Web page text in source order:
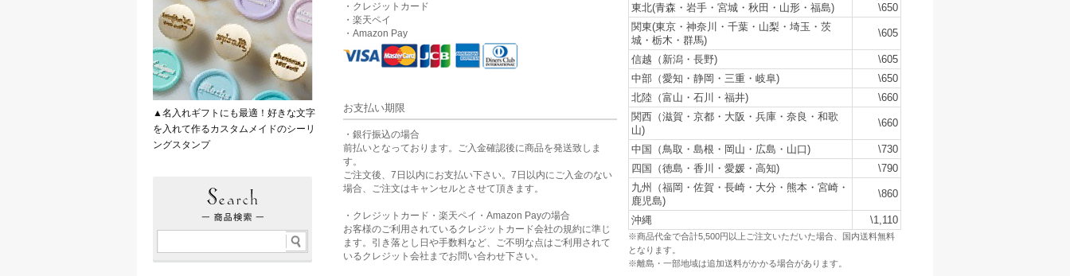
・クレジットカード
・楽天ペイ
・Amazon Pay
お支払い期限
・銀行振込の場合
前払いとなっております。ご入金確認後に商品を発送致しま
す。
ご注文後、7日以内にお支払い下さい。7日以内にご入金のない
場合、ご注文はキャンセルとさせて頂きます。
・クレジットカード・楽天ペイ・Amazon Payの場合
お客様のご利用されているクレジットカード会社の規約に準じ
ます。引き落とし日や手数料など、ご不明な点はご利用されて
いるクレジット会社までお問い合わせ下さい。
東北(青森・岩手・宮城・秋田・山形・福島)
\650
関東(東京・神奈川・千葉・山梨・埼玉・茨
城・栃木・群馬)
\605
信越（新潟・長野)
\605
中部（愛知・静岡・三重・岐阜)
\650
北陸（富山・石川・福井)
\660
関西（滋賀・京都・大阪・兵庫・奈良・和歌
山)
\660
中国（鳥取・島根・岡山・広島・山口)
\730
四国（徳島・香川・愛媛・高知)
\790
九州（福岡・佐賀・長崎・大分・熊本・宮崎・
鹿児島)
\860
沖縄 \1,110
※商品代金で合計5,500円以上ご注文いただいた場合、国内送料無料
となります。
※離島・一部地域は追加送料がかかる場合があります。
▲名入れギフトにも最適！好きな文字
を入れて作るカスタムメイドのシーリ
ングスタンプ